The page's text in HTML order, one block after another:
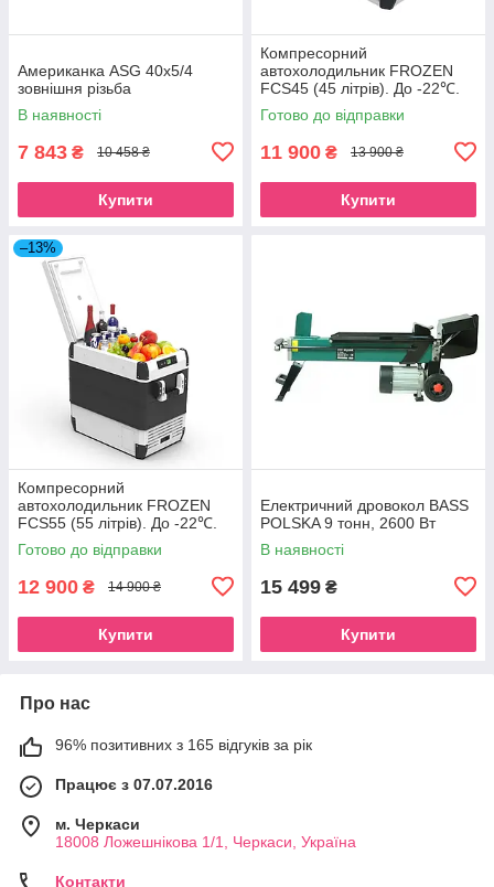
Американка ASG 40x5/4
зовнішня різьба
В наявності
7 843 ₴ 10 458 ₴
Купити
Компресорний
автохолодильник FROZEN
FCS45 (45 літрів). До -22℃.
Живлення 12, 24, 220 вольт
Готово до відправки
11 900 ₴ 13 900 ₴
Купити
–13%
Компресорний
автохолодильник FROZEN
FCS55 (55 літрів). До -22℃.
Живлення 12, 24, 220 вольт
Готово до відправки
12 900 ₴ 14 900 ₴
Купити
Електричний дровокол BASS
POLSKA 9 тонн, 2600 Вт
В наявності
15 499 ₴
Купити
Про нас
96% позитивних з 165 відгуків за рік
Працює з 07.07.2016
м. Черкаси
18008 Ложешнікова 1/1, Черкаси, Україна
Контакти